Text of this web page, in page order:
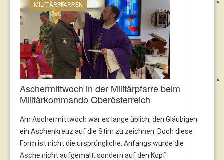
MILITÄRPFARREN
Aschermittwoch in der Militärpfarre beim
Militärkommando Oberösterreich
Am Aschermittwoch war es lange üblich, den Gläubigen
ein Aschenkreuz auf die Stirn zu zeichnen. Doch diese
Form ist nicht die ursprüngliche. Anfangs wurde die
Asche nicht aufgemalt, sondern auf den Kopf